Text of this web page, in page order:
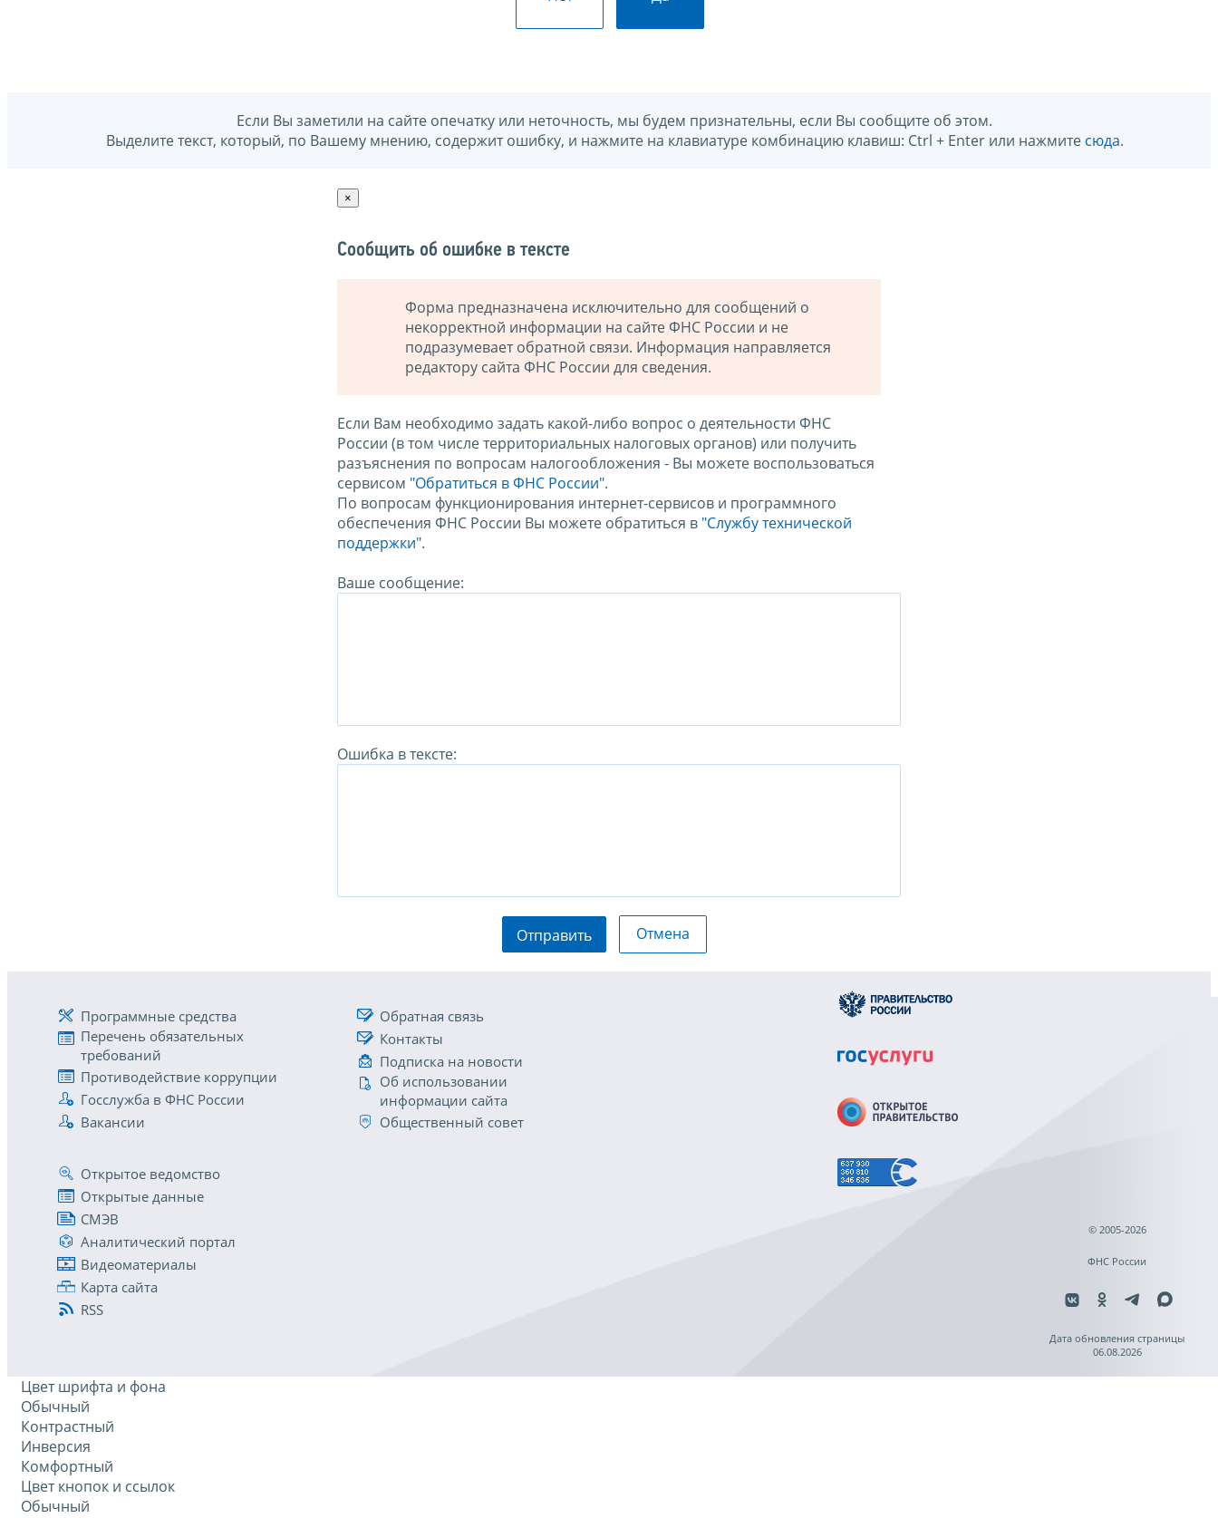
Если Вы заметили на сайте опечатку или неточность, мы будем признательны, если Вы сообщите об этом.
Выделите текст, который, по Вашему мнению, содержит ошибку, и нажмите на клавиатуре комбинацию клавиш: Ctrl + Enter или нажмите сюда.
×
Сообщить об ошибке в тексте
Форма предназначена исключительно для сообщений о
некорректной информации на сайте ФНС России и не
подразумевает обратной связи. Информация направляется
редактору сайта ФНС России для сведения.
Если Вам необходимо задать какой-либо вопрос о деятельности ФНС
России (в том числе территориальных налоговых органов) или получить
разъяснения по вопросам налогообложения - Вы можете воспользоваться
сервисом "Обратиться в ФНС России".
По вопросам функционирования интернет-сервисов и программного
обеспечения ФНС России Вы можете обратиться в "Службу технической
поддержки".
Ваше сообщение:
Ошибка в тексте:
Отправить Отмена
Программные средства
Перечень обязательных
требований
Противодействие коррупции
Госслужба в ФНС России
Вакансии
Обратная связь
Контакты
Подписка на новости
Об использовании
информации сайта
Общественный совет
Открытое ведомство
Открытые данные
СМЭВ
Аналитический портал
Видеоматериалы
Карта сайта
RSS
© 2005-2026
ФНС России
Дата обновления страницы
06.08.2026
Цвет шрифта и фона
Обычный
Контрастный
Инверсия
Комфортный
Цвет кнопок и ссылок
Обычный